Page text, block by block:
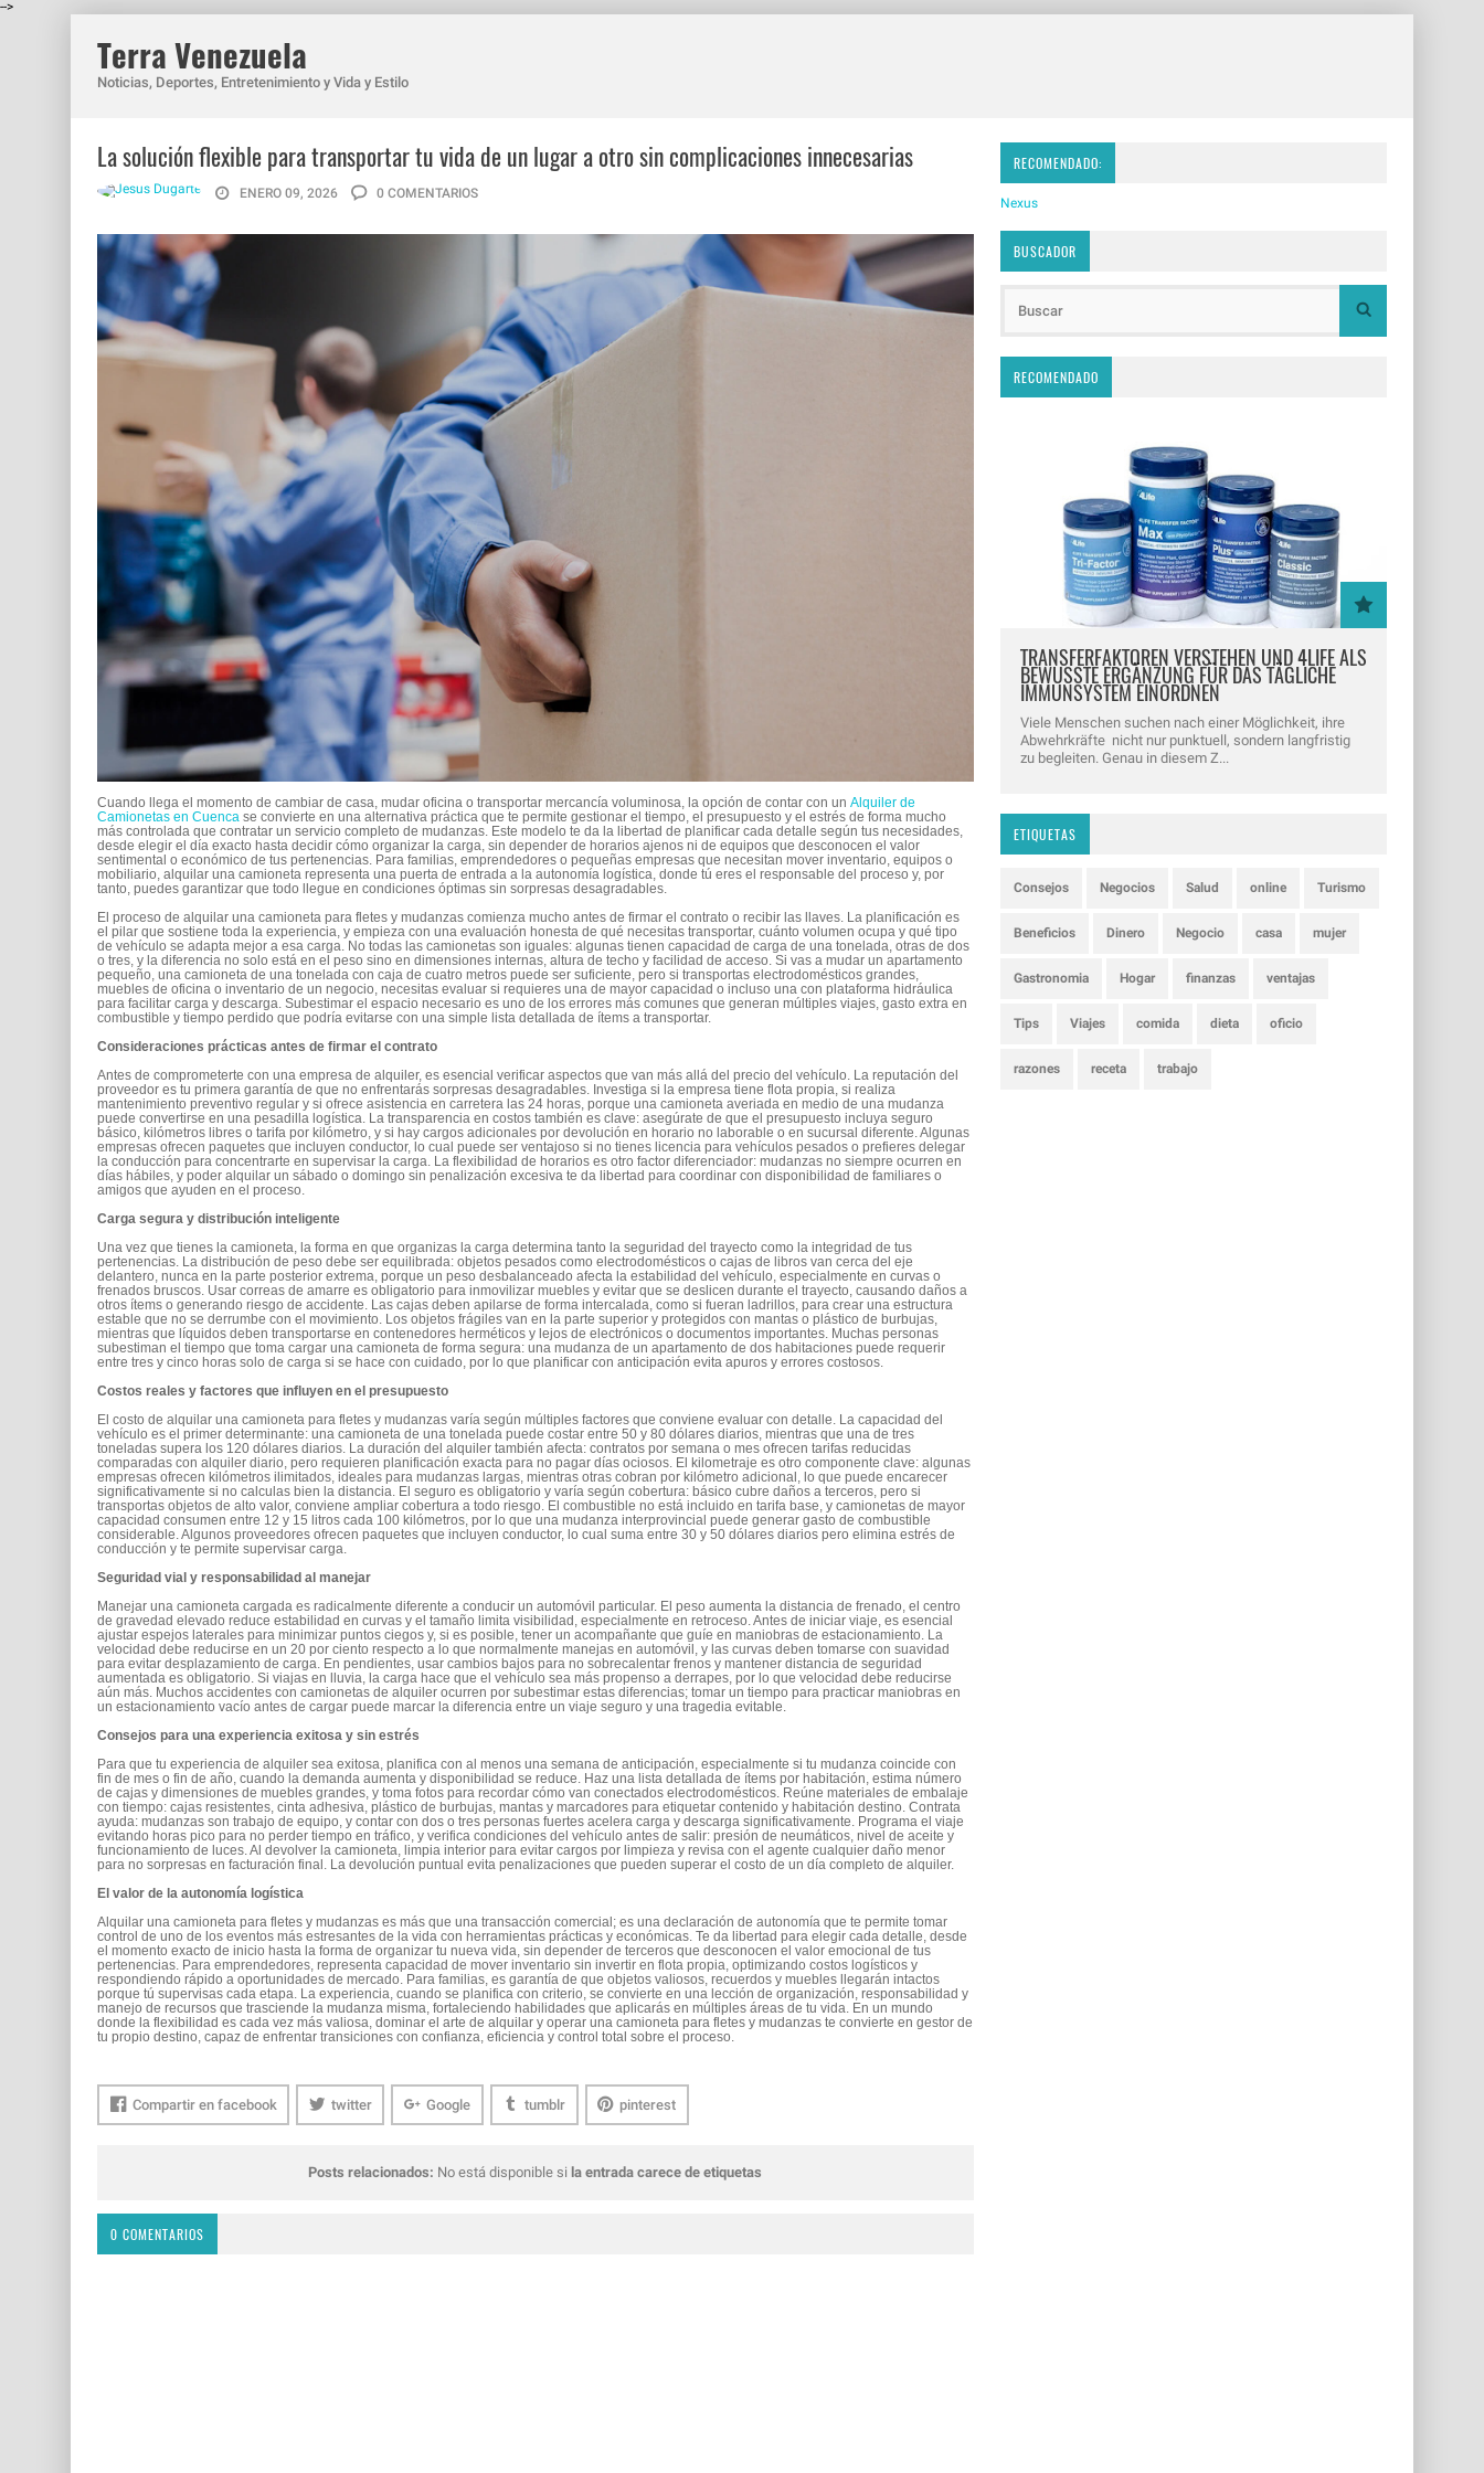
-->
Terra Venezuela
Noticias, Deportes, Entretenimiento y Vida y Estilo
La solución flexible para transportar tu vida de un lugar a otro sin complicaciones innecesarias
ENERO 09, 2026 0 COMENTARIOS
Cuando llega el momento de cambiar de casa, mudar oficina o transportar mercancía voluminosa, la opción de contar con un Alquiler de
Camionetas en Cuenca se convierte en una alternativa práctica que te permite gestionar el tiempo, el presupuesto y el estrés de forma mucho
más controlada que contratar un servicio completo de mudanzas. Este modelo te da la libertad de planificar cada detalle según tus necesidades,
desde elegir el día exacto hasta decidir cómo organizar la carga, sin depender de horarios ajenos ni de equipos que desconocen el valor
sentimental o económico de tus pertenencias. Para familias, emprendedores o pequeñas empresas que necesitan mover inventario, equipos o
mobiliario, alquilar una camioneta representa una puerta de entrada a la autonomía logística, donde tú eres el responsable del proceso y, por
tanto, puedes garantizar que todo llegue en condiciones óptimas sin sorpresas desagradables.
El proceso de alquilar una camioneta para fletes y mudanzas comienza mucho antes de firmar el contrato o recibir las llaves. La planificación es
el pilar que sostiene toda la experiencia, y empieza con una evaluación honesta de qué necesitas transportar, cuánto volumen ocupa y qué tipo
de vehículo se adapta mejor a esa carga. No todas las camionetas son iguales: algunas tienen capacidad de carga de una tonelada, otras de dos
o tres, y la diferencia no solo está en el peso sino en dimensiones internas, altura de techo y facilidad de acceso. Si vas a mudar un apartamento
pequeño, una camioneta de una tonelada con caja de cuatro metros puede ser suficiente, pero si transportas electrodomésticos grandes,
muebles de oficina o inventario de un negocio, necesitas evaluar si requieres una de mayor capacidad o incluso una con plataforma hidráulica
para facilitar carga y descarga. Subestimar el espacio necesario es uno de los errores más comunes que generan múltiples viajes, gasto extra en
combustible y tiempo perdido que podría evitarse con una simple lista detallada de ítems a transportar.
Consideraciones prácticas antes de firmar el contrato
Antes de comprometerte con una empresa de alquiler, es esencial verificar aspectos que van más allá del precio del vehículo. La reputación del
proveedor es tu primera garantía de que no enfrentarás sorpresas desagradables. Investiga si la empresa tiene flota propia, si realiza
mantenimiento preventivo regular y si ofrece asistencia en carretera las 24 horas, porque una camioneta averiada en medio de una mudanza
puede convertirse en una pesadilla logística. La transparencia en costos también es clave: asegúrate de que el presupuesto incluya seguro
básico, kilómetros libres o tarifa por kilómetro, y si hay cargos adicionales por devolución en horario no laborable o en sucursal diferente. Algunas
empresas ofrecen paquetes que incluyen conductor, lo cual puede ser ventajoso si no tienes licencia para vehículos pesados o prefieres delegar
la conducción para concentrarte en supervisar la carga. La flexibilidad de horarios es otro factor diferenciador: mudanzas no siempre ocurren en
días hábiles, y poder alquilar un sábado o domingo sin penalización excesiva te da libertad para coordinar con disponibilidad de familiares o
amigos que ayuden en el proceso.
Carga segura y distribución inteligente
Una vez que tienes la camioneta, la forma en que organizas la carga determina tanto la seguridad del trayecto como la integridad de tus
pertenencias. La distribución de peso debe ser equilibrada: objetos pesados como electrodomésticos o cajas de libros van cerca del eje
delantero, nunca en la parte posterior extrema, porque un peso desbalanceado afecta la estabilidad del vehículo, especialmente en curvas o
frenados bruscos. Usar correas de amarre es obligatorio para inmovilizar muebles y evitar que se deslicen durante el trayecto, causando daños a
otros ítems o generando riesgo de accidente. Las cajas deben apilarse de forma intercalada, como si fueran ladrillos, para crear una estructura
estable que no se derrumbe con el movimiento. Los objetos frágiles van en la parte superior y protegidos con mantas o plástico de burbujas,
mientras que líquidos deben transportarse en contenedores herméticos y lejos de electrónicos o documentos importantes. Muchas personas
subestiman el tiempo que toma cargar una camioneta de forma segura: una mudanza de un apartamento de dos habitaciones puede requerir
entre tres y cinco horas solo de carga si se hace con cuidado, por lo que planificar con anticipación evita apuros y errores costosos.
Costos reales y factores que influyen en el presupuesto
El costo de alquilar una camioneta para fletes y mudanzas varía según múltiples factores que conviene evaluar con detalle. La capacidad del
vehículo es el primer determinante: una camioneta de una tonelada puede costar entre 50 y 80 dólares diarios, mientras que una de tres
toneladas supera los 120 dólares diarios. La duración del alquiler también afecta: contratos por semana o mes ofrecen tarifas reducidas
comparadas con alquiler diario, pero requieren planificación exacta para no pagar días ociosos. El kilometraje es otro componente clave: algunas
empresas ofrecen kilómetros ilimitados, ideales para mudanzas largas, mientras otras cobran por kilómetro adicional, lo que puede encarecer
significativamente si no calculas bien la distancia. El seguro es obligatorio y varía según cobertura: básico cubre daños a terceros, pero si
transportas objetos de alto valor, conviene ampliar cobertura a todo riesgo. El combustible no está incluido en tarifa base, y camionetas de mayor
capacidad consumen entre 12 y 15 litros cada 100 kilómetros, por lo que una mudanza interprovincial puede generar gasto de combustible
considerable. Algunos proveedores ofrecen paquetes que incluyen conductor, lo cual suma entre 30 y 50 dólares diarios pero elimina estrés de
conducción y te permite supervisar carga.
Seguridad vial y responsabilidad al manejar
Manejar una camioneta cargada es radicalmente diferente a conducir un automóvil particular. El peso aumenta la distancia de frenado, el centro
de gravedad elevado reduce estabilidad en curvas y el tamaño limita visibilidad, especialmente en retroceso. Antes de iniciar viaje, es esencial
ajustar espejos laterales para minimizar puntos ciegos y, si es posible, tener un acompañante que guíe en maniobras de estacionamiento. La
velocidad debe reducirse en un 20 por ciento respecto a lo que normalmente manejas en automóvil, y las curvas deben tomarse con suavidad
para evitar desplazamiento de carga. En pendientes, usar cambios bajos para no sobrecalentar frenos y mantener distancia de seguridad
aumentada es obligatorio. Si viajas en lluvia, la carga hace que el vehículo sea más propenso a derrapes, por lo que velocidad debe reducirse
aún más. Muchos accidentes con camionetas de alquiler ocurren por subestimar estas diferencias; tomar un tiempo para practicar maniobras en
un estacionamiento vacío antes de cargar puede marcar la diferencia entre un viaje seguro y una tragedia evitable.
Consejos para una experiencia exitosa y sin estrés
Para que tu experiencia de alquiler sea exitosa, planifica con al menos una semana de anticipación, especialmente si tu mudanza coincide con
fin de mes o fin de año, cuando la demanda aumenta y disponibilidad se reduce. Haz una lista detallada de ítems por habitación, estima número
de cajas y dimensiones de muebles grandes, y toma fotos para recordar cómo van conectados electrodomésticos. Reúne materiales de embalaje
con tiempo: cajas resistentes, cinta adhesiva, plástico de burbujas, mantas y marcadores para etiquetar contenido y habitación destino. Contrata
ayuda: mudanzas son trabajo de equipo, y contar con dos o tres personas fuertes acelera carga y descarga significativamente. Programa el viaje
evitando horas pico para no perder tiempo en tráfico, y verifica condiciones del vehículo antes de salir: presión de neumáticos, nivel de aceite y
funcionamiento de luces. Al devolver la camioneta, limpia interior para evitar cargos por limpieza y revisa con el agente cualquier daño menor
para no sorpresas en facturación final. La devolución puntual evita penalizaciones que pueden superar el costo de un día completo de alquiler.
El valor de la autonomía logística
Alquilar una camioneta para fletes y mudanzas es más que una transacción comercial; es una declaración de autonomía que te permite tomar
control de uno de los eventos más estresantes de la vida con herramientas prácticas y económicas. Te da libertad para elegir cada detalle, desde
el momento exacto de inicio hasta la forma de organizar tu nueva vida, sin depender de terceros que desconocen el valor emocional de tus
pertenencias. Para emprendedores, representa capacidad de mover inventario sin invertir en flota propia, optimizando costos logísticos y
respondiendo rápido a oportunidades de mercado. Para familias, es garantía de que objetos valiosos, recuerdos y muebles llegarán intactos
porque tú supervisas cada etapa. La experiencia, cuando se planifica con criterio, se convierte en una lección de organización, responsabilidad y
manejo de recursos que trasciende la mudanza misma, fortaleciendo habilidades que aplicarás en múltiples áreas de tu vida. En un mundo
donde la flexibilidad es cada vez más valiosa, dominar el arte de alquilar y operar una camioneta para fletes y mudanzas te convierte en gestor de
tu propio destino, capaz de enfrentar transiciones con confianza, eficiencia y control total sobre el proceso.
Compartir en facebook twitter Google tumblr pinterest
Posts relacionados: No está disponible si la entrada carece de etiquetas
0 COMENTARIOS
RECOMENDADO:
Nexus
BUSCADOR
RECOMENDADO
TRANSFERFAKTOREN VERSTEHEN UND 4LIFE ALS
BEWUSSTE ERGÄNZUNG FÜR DAS TÄGLICHE
IMMUNSYSTEM EINORDNEN
Viele Menschen suchen nach einer Möglichkeit, ihre
Abwehrkräfte nicht nur punktuell, sondern langfristig
zu begleiten. Genau in diesem Z...
ETIQUETAS
Consejos Negocios Salud online Turismo
Beneficios Dinero Negocio casa mujer
Gastronomia Hogar finanzas ventajas
Tips Viajes comida dieta oficio
razones receta trabajo